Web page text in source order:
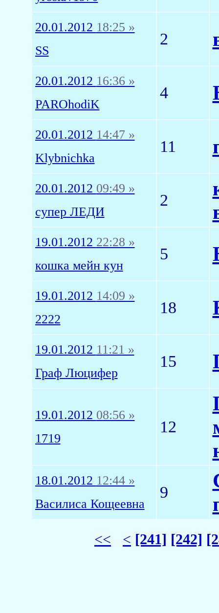
20.01.2012 18:25 »
SS
2
20.01.2012 16:36 »
PAROhodiK
4
20.01.2012 14:47 »
Klybnichka
11
20.01.2012 09:49 »
супер ЛЕДИ
2
19.01.2012 22:28 »
кошка мейн кун
5
19.01.2012 14:09 »
2222
18
19.01.2012 11:21 »
Граф Люцифер
15
19.01.2012 08:56 »
1719
12
18.01.2012 12:44 »
Василиса Кощеевна
9
<< < [241] [242]